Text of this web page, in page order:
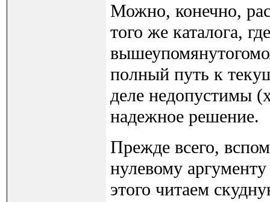
Можно, конечно,
того же каталога,
полный путь к
деле недопустимы
надежное решение.
Прежде всего,
нулевому
этого читаем